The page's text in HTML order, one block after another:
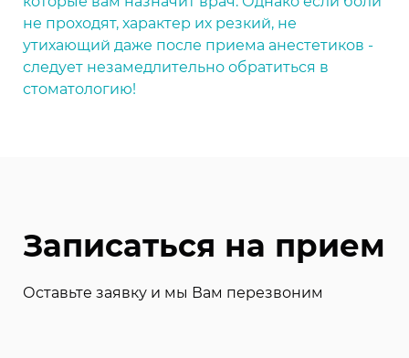
не проходят, характер их резкий, не
утихающий даже после приема анестетиков -
следует незамедлительно обратиться в
стоматологию!
Записаться на прием
Оставьте заявку и мы Вам перезвоним